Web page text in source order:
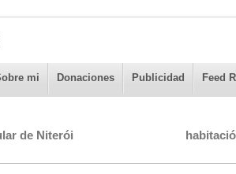
mi Donaciones Publicidad Feed
de Niterói